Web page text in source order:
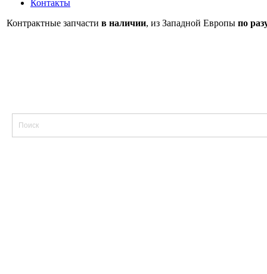
Контакты
Контрактные запчасти в наличии, из Западной Европы по